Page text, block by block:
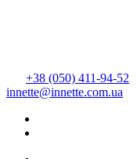
+38 (050) 411-94-52
innette@innette.com.ua